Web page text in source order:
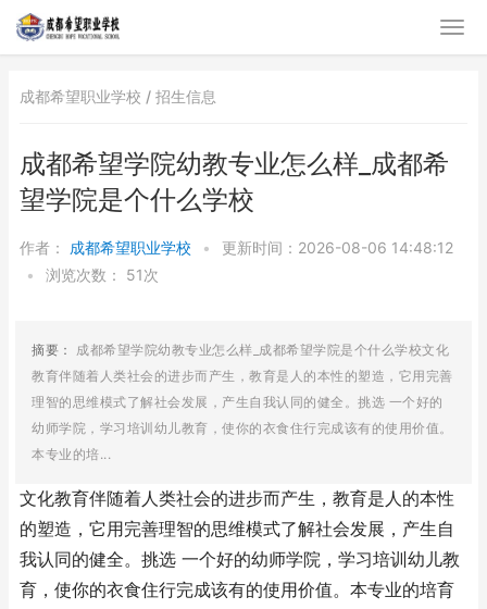
成都希望职业学校 / 招生信息
成都希望学院幼教专业怎么样_成都希
望学院是个什么学校
作者： 成都希望职业学校 •
更新时间：2026-08-06 14:48:12
•
浏览次数： 51次
摘要： 成都希望学院幼教专业怎么样_成都希望学院是个什么学校文化
教育伴随着人类社会的进步而产生，教育是人的本性的塑造，它用完善
理智的思维模式了解社会发展，产生自我认同的健全。挑选 一个好的
幼师学院，学习培训幼儿教育，使你的衣食住行完成该有的使用价值。
本专业的培...
文化教育伴随着人类社会的进步而产生，教育是人的本性
的塑造，它用完善理智的思维模式了解社会发展，产生自
我认同的健全。挑选 一个好的幼师学院，学习培训幼儿教
育，使你的衣食住行完成该有的使用价值。本专业的培育